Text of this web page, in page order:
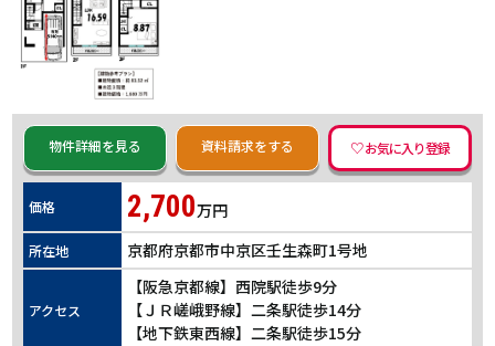
物件詳細を見る 資料請求をする
価格 2,700万円
所在地 京都府京都市中京区壬生森町1号地
アクセス
【阪急京都線】西院駅徒歩9分
【ＪＲ嵯峨野線】二条駅徒歩14分
【地下鉄東西線】二条駅徒歩15分